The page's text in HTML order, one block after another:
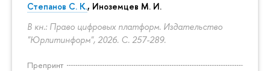
Степанов С. К., Иноземцев М. И.
В кн.: Право цифровых платформ. Издательство
"Юрлитинформ", 2026. С. 257-289.
Препринт